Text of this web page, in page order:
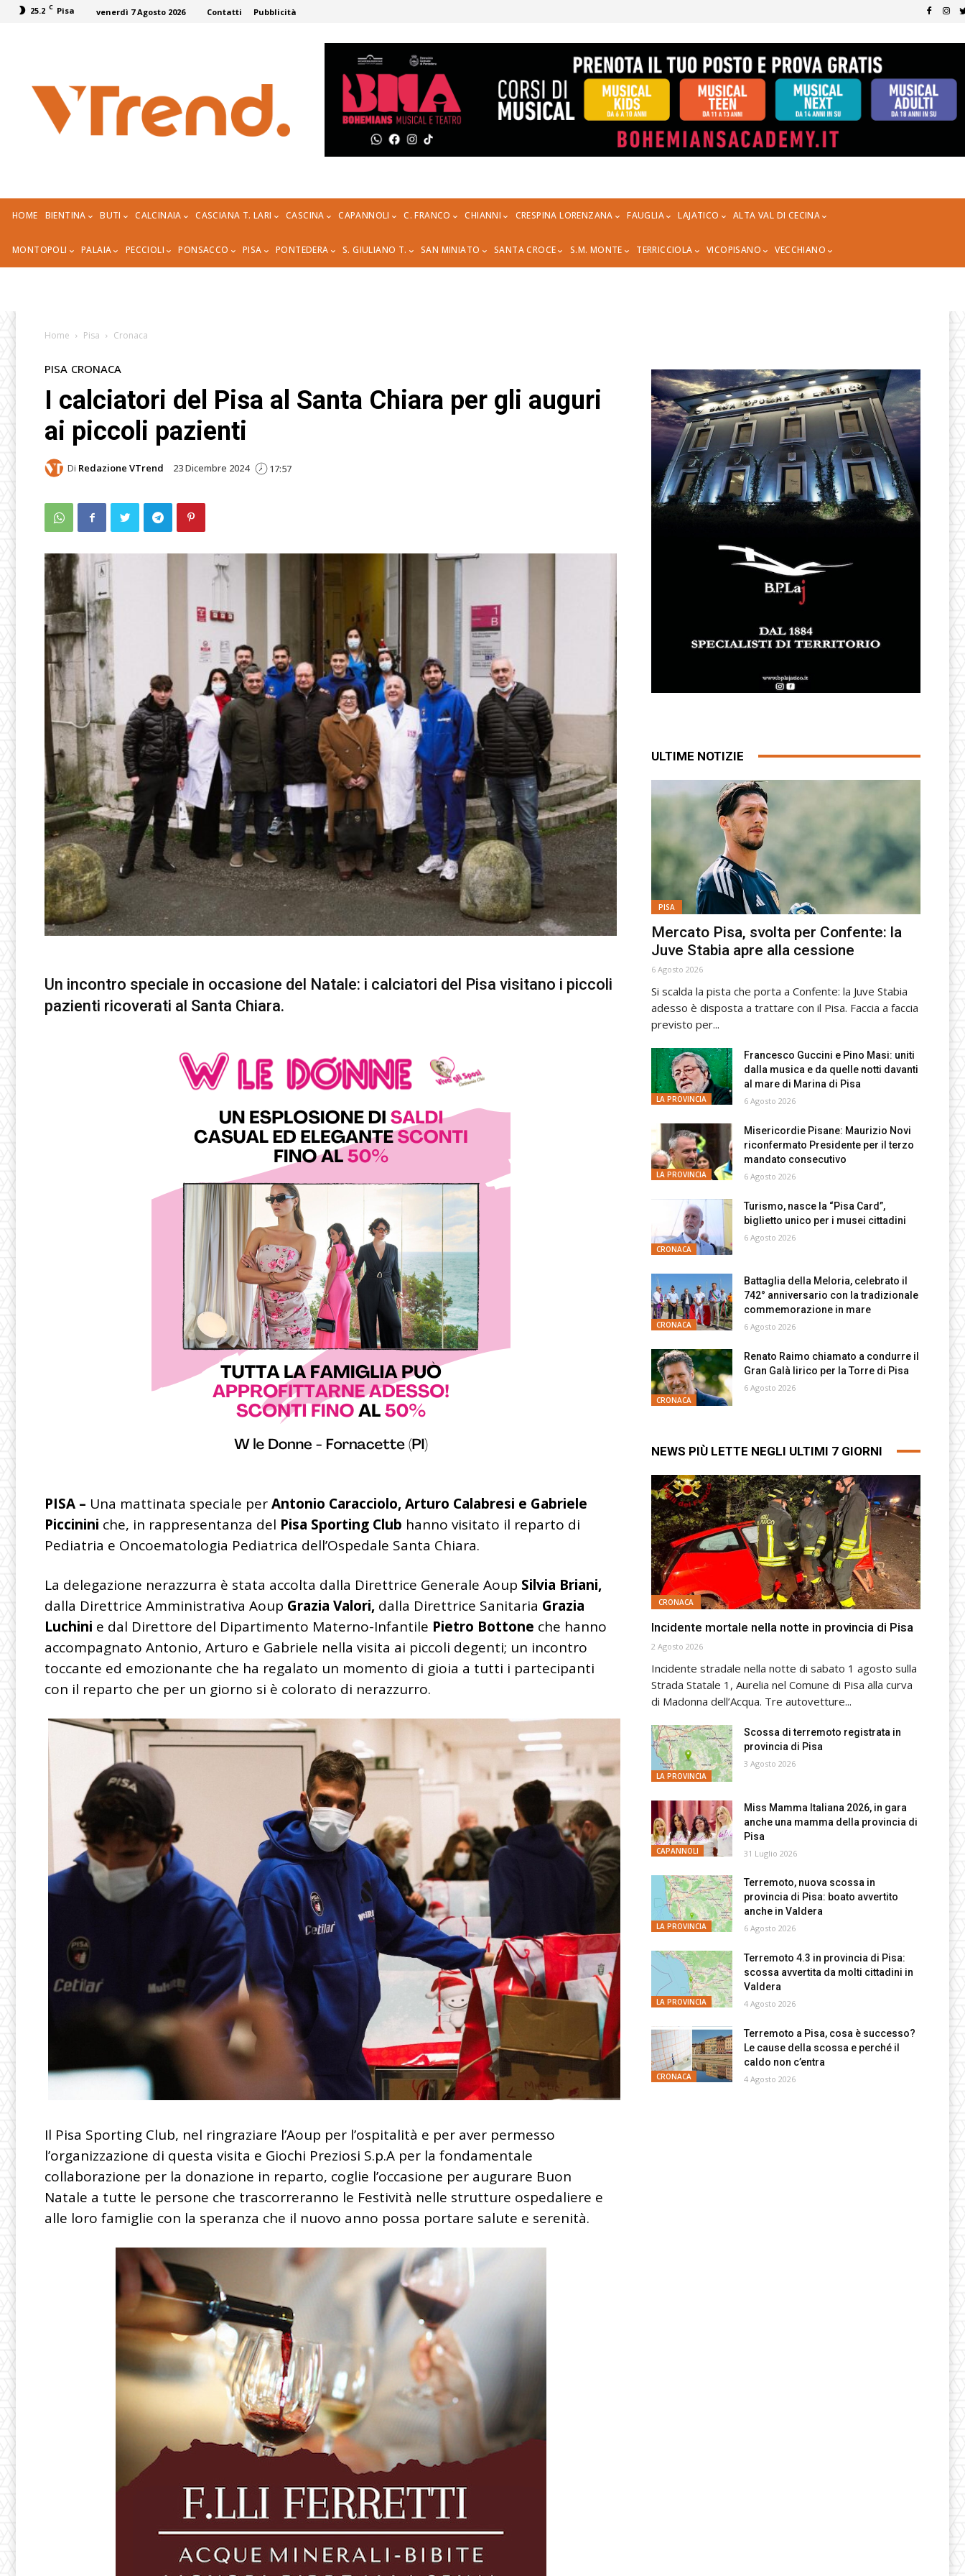
25.2 C Pisa venerdì 7 Agosto 2026 Contatti Pubblicità
HOME BIENTINA BUTI CALCINAIA CASCIANA T. LARI CASCINA CAPANNOLI C. FRANCO CHIANNI CRESPINA LORENZANA FAUGLIA LAJATICO ALTA VAL DI CECINA
MONTOPOLI PALAIA PECCIOLI PONSACCO PISA PONTEDERA S. GIULIANO T. SAN MINIATO SANTA CROCE S.M. MONTE TERRICCIOLA VICOPISANO VECCHIANO
Home Pisa Cronaca
PISA CRONACA
I calciatori del Pisa al Santa Chiara per gli auguri
ai piccoli pazienti
Di Redazione VTrend 23 Dicembre 2024 17:57
Un incontro speciale in occasione del Natale: i calciatori del Pisa visitano i piccoli
pazienti ricoverati al Santa Chiara.
PISA – Una mattinata speciale perAntonio Caracciolo, Arturo Calabresi e Gabriele
Piccinini che, in rappresentanza del Pisa Sporting Club hanno visitato il reparto di
Pediatria e Oncoematologia Pediatrica dell’Ospedale Santa Chiara.
La delegazione nerazzurra è stata accolta dalla Direttrice Generale Aoup Silvia Briani,
dalla Direttrice Amministrativa Aoup Grazia Valori, dalla Direttrice Sanitaria Grazia
Luchini e dal Direttore del Dipartimento Materno-Infantile Pietro Bottone che hanno
accompagnato Antonio, Arturo e Gabriele nella visita ai piccoli degenti; un incontro
toccante ed emozionante che ha regalato un momento di gioia a tutti i partecipanti
con il reparto che per un giorno si è colorato di nerazzurro.
Il Pisa Sporting Club, nel ringraziare l’Aoup per l’ospitalità e per aver permesso
l’organizzazione di questa visita e Giochi Preziosi S.p.A per la fondamentale
collaborazione per la donazione in reparto, coglie l’occasione per augurare Buon
Natale a tutte le persone che trascorreranno le Festività nelle strutture ospedaliere e
alle loro famiglie con la speranza che il nuovo anno possa portare salute e serenità.
ULTIME NOTIZIE
PISA
Mercato Pisa, svolta per Confente: la
Juve Stabia apre alla cessione
6 Agosto 2026
Si scalda la pista che porta a Confente: la Juve Stabia
adesso è disposta a trattare con il Pisa. Faccia a faccia
previsto per...
LA PROVINCIA
Francesco Guccini e Pino Masi: uniti
dalla musica e da quelle notti davanti
al mare di Marina di Pisa
6 Agosto 2026
LA PROVINCIA
Misericordie Pisane: Maurizio Novi
riconfermato Presidente per il terzo
mandato consecutivo
6 Agosto 2026
CRONACA
Turismo, nasce la “Pisa Card”,
biglietto unico per i musei cittadini
6 Agosto 2026
CRONACA
Battaglia della Meloria, celebrato il
742° anniversario con la tradizionale
commemorazione in mare
6 Agosto 2026
CRONACA
Renato Raimo chiamato a condurre il
Gran Galà lirico per la Torre di Pisa
6 Agosto 2026
NEWS PIÙ LETTE NEGLI ULTIMI 7 GIORNI
CRONACA
Incidente mortale nella notte in provincia di Pisa
2 Agosto 2026
Incidente stradale nella notte di sabato 1 agosto sulla
Strada Statale 1, Aurelia nel Comune di Pisa alla curva
di Madonna dell’Acqua. Tre autovetture...
LA PROVINCIA
Scossa di terremoto registrata in
provincia di Pisa
3 Agosto 2026
CAPANNOLI
Miss Mamma Italiana 2026, in gara
anche una mamma della provincia di
Pisa
31 Luglio 2026
LA PROVINCIA
Terremoto, nuova scossa in
provincia di Pisa: boato avvertito
anche in Valdera
6 Agosto 2026
LA PROVINCIA
Terremoto 4.3 in provincia di Pisa:
scossa avvertita da molti cittadini in
Valdera
4 Agosto 2026
CRONACA
Terremoto a Pisa, cosa è successo?
Le cause della scossa e perché il
caldo non c’entra
4 Agosto 2026